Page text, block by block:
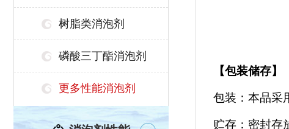
树脂类消泡剂
磷酸三丁酯消泡剂
更多性能消泡剂
【包装储存】
包装：本品采
贮存：密封存